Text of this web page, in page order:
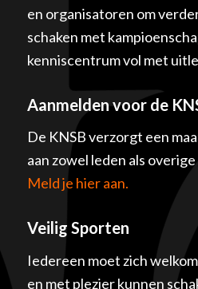
en organisatoren om
schaken met
kenniscentrum vol met
Aanmelden voor de
De KNSB verzorgt een
aan zowel leden als
Meld je hier aan.
Veilig Sporten
Iedereen moet zich
en met plezier kunnen